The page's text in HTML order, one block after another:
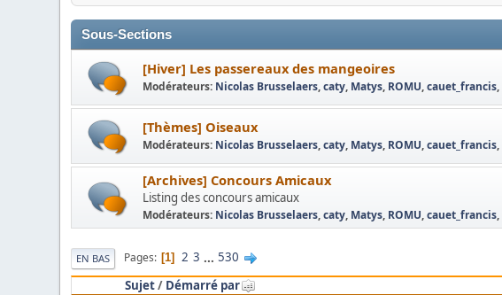
Sous-Sections
[Hiver] Les passereaux des mangeoires
Modérateurs: Nicolas Brusselaers,caty, Matys, ROMU,cauet_francis,
[Thèmes] Oiseaux
Modérateurs: Nicolas Brusselaers,caty, Matys, ROMU,cauet_francis,
[Archives] Concours Amicaux
Listing des concours amicaux
Modérateurs: Nicolas Brusselaers,caty, Matys, ROMU,cauet_francis,
EN BAS Pages 1 2 3 ... 530
Sujet/ Démarré par